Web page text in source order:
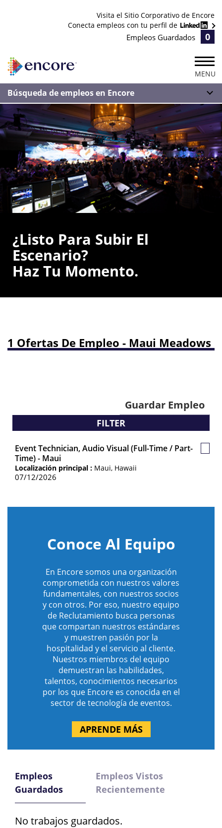
Visita el Sitio Corporativo de Encore
Conecta empleos con tu perfil de
Empleos Guardados 0
MENU
Búsqueda de empleos en Encore
¿Listo Para Subir El
Escenario?
Haz Tu Momento.
1 Ofertas De Empleo - Maui Meadows
Guardar Empleo
FILTER
Event Technician, Audio Visual (Full-Time / Part-
Time) - Maui
Localización principal : Maui, Hawaii
07/12/2026
Conoce Al Equipo
En Encore somos una organización
comprometida con nuestros valores
fundamentales, con nuestros socios
y con otros. Por eso, nuestro equipo
de Reclutamiento busca personas
que compartan nuestros estándares
y muestren pasión por la
hospitalidad y el servicio al cliente.
Nuestros miembros del equipo
demuestran las habilidades,
talentos, conocimientos necesarios
por los que Encore es conocida en el
sector de tecnología de eventos.
APRENDE MÁS
Empleos
Guardados
Empleos Vistos
Recientemente
No trabajos guardados.